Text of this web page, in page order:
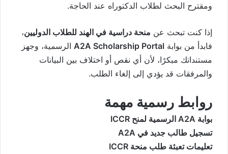
ومقترح البحث لطلاب الدكتوراه عند الحاجة.
إذا كنت تبحث عن منحة دراسية في الهند للطلاب الدوليين،
فابدأ من بوابة A2A Scholarship Portal الرسمية، وجهز
مستنداتك مبكرًا، لأن أي نقص أو اختلاف بين البيانات
والمرفقات قد يؤدي إلى إلغاء الطلب.
روابط رسمية مهمة
بوابة A2A الرسمية لمنح ICCR
تسجيل طالب جديد في A2A
تعليمات تعبئة طلب منحة ICCR